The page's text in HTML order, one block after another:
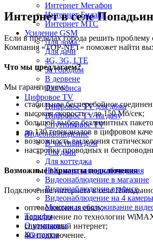
Интернет Мегафон
Интернет Билайн
Интернет МТС
Усиление GSM
Для дома
Для дачи
4G, 3G, LTE
За городом
В дервене
Для офиса
Цифровое TV
Цифровое TV для дома
Цифровое TV на дачу
Спутниковое TV
Видеонаблюдение
В частный дом
Для дачи
Для коттеджа
IP Камера видеонаблюдения
Видеонаблюдение в магазине
Видеонаблюдение в офисе
Видеонаблюдение на 4 камеры
Монтаж и обслуживание
Тарифы
О компании
Контакты
Интернет в селе
Если в пределах города решить проблему
Компания «TOP-NET» поможет найти
Что мы предлагаем?
Мы гарантируем:
стабильное бесперебойное
высокая скорость – до 150 Мб/сек;
большой выбор безлимитных
до 130 телеканалов в цифровом
возможность выделения
настройку проводных и
Возможные варианты подключения
Подключение интернета в селе
оптоволоконная связь;
подключение по технологии
спутниковый интернет;
4G подключение.